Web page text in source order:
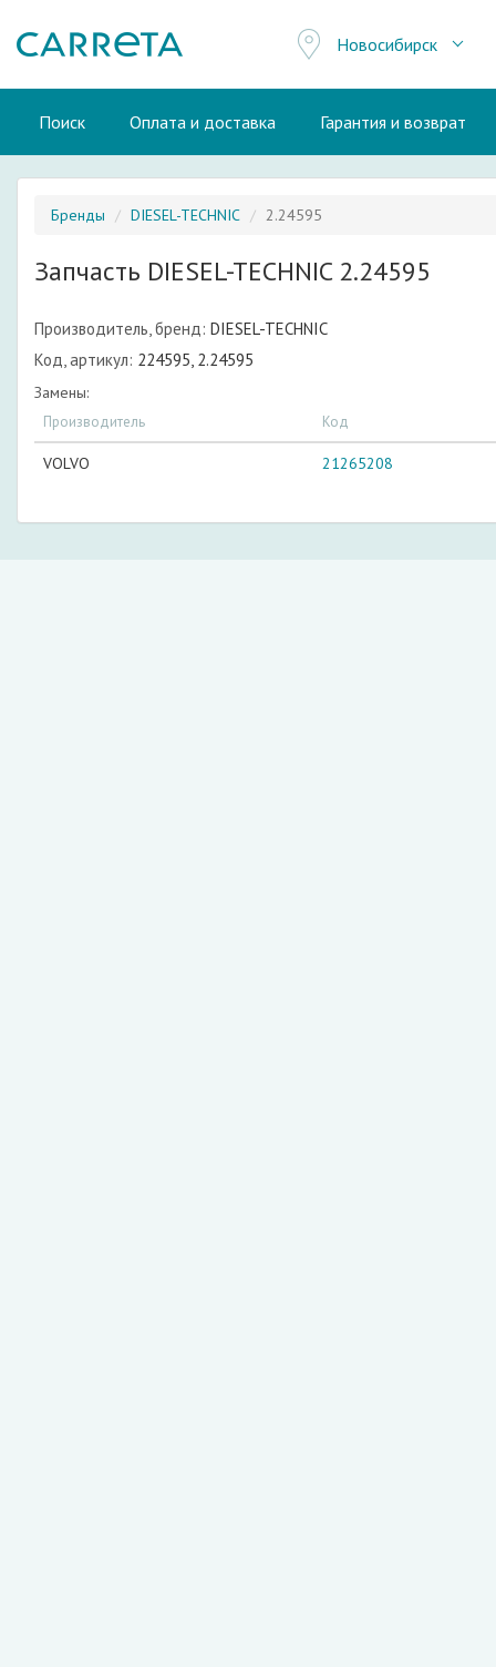
Новосибирск
Поиск Оплата и доставка Гарантия и возврат
Бренды DIESEL-TECHNIC 2.24595
Запчасть DIESEL-TECHNIC 2.24595
Производитель, бренд: DIESEL-TECHNIC
Код, артикул: 224595, 2.24595
Замены:
Производитель Код
VOLVO 21265208